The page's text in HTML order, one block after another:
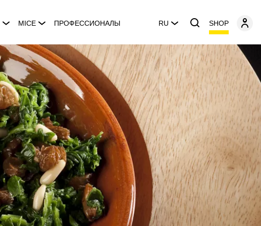
MICE ПРОФЕССИОНАЛЫ RU SHOP